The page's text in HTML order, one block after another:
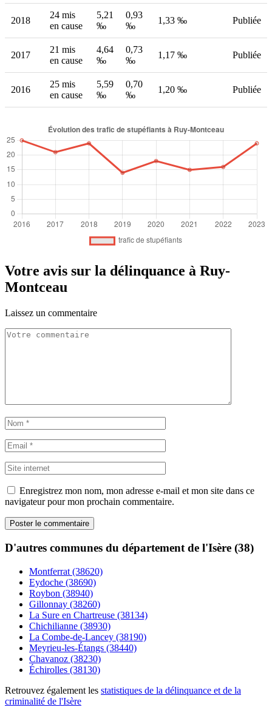
2018
24 mis
en cause
5,21
‰
0,93
‰
1,33 ‰ Publiée
2017
21 mis
en cause
4,64
‰
0,73
‰
1,17 ‰ Publiée
2016
25 mis
en cause
5,59
‰
0,70
‰
1,20 ‰ Publiée
Votre avis sur la délinquance à Ruy-
Montceau
Laissez un commentaire
Enregistrez mon nom, mon adresse e-mail et mon site dans ce
navigateur pour mon prochain commentaire.
D'autres communes du département de l'Isère (38)
Montferrat (38620)
Eydoche (38690)
Roybon (38940)
Gillonnay (38260)
La Sure en Chartreuse (38134)
Chichilianne (38930)
La Combe-de-Lancey (38190)
Meyrieu-les-Étangs (38440)
Chavanoz (38230)
Échirolles (38130)
Retrouvez également les statistiques de la délinquance et de la
criminalité de l'Isère